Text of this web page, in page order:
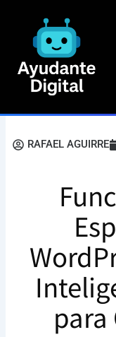
contenido
RAFAEL AGUIRRE